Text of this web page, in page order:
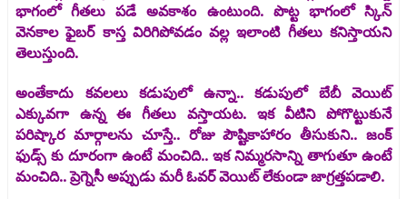
భాగంలో గీతలు పడే అవకాశం ఉంటుంది. పొట్ట భాగంలో స్కిన్
వెనకాల ఫైబర్ కాస్త విరిగిపోవడం వల్ల ఇలాంటి గీతలు కనిస్తాయని
తెలుస్తుంది.
అంతేకాదు కవలలు కడుపులో ఉన్నా.. కడుపులో బేబీ వెయిట్
ఎక్కువగా ఉన్న ఈ గీతలు వస్తాయట. ఇక వీటిని పోగొట్టుకునే
పరిష్కార మార్గాలను చూస్తే.. రోజు పౌష్టికాహారం తీసుకుని.. జంక్
ఫుడ్స్ కు దూరంగా ఉంటే మంచిది.. ఇక నిమ్మరసాన్ని తాగుతూ ఉంటే
మంచిది.. ప్రెగ్నెసీ అప్పుడు మరీ ఓవర్ వెయిట్ లేకుండా జాగ్రత్తపడాలి.